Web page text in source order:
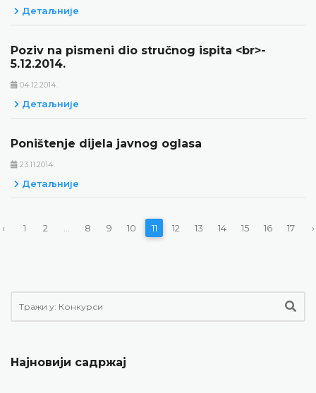
Детаљније
Poziv na pismeni dio stručnog ispita <br>-
5.12.2014.
04.12.2014.
Детаљније
Poništenje dijela javnog oglasa
23.11.2014.
Детаљније
‹ 1 2 8 9 10 11 12 13 14 15 16 17 ›
Најновији садржај